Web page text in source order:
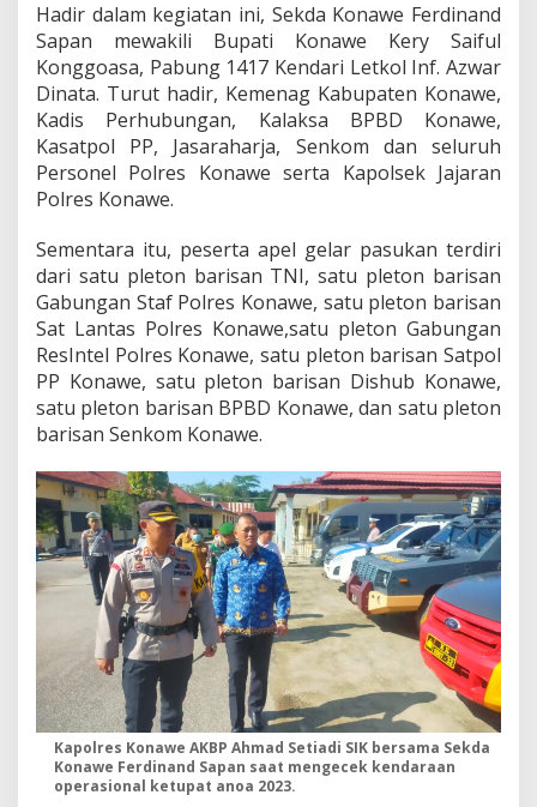
r
a
s
k
a
n
r
a
s
i
K
e
t
u
p
t
A
n
o
a
2
0
2
3
Hadir dalam kegiatan ini, Sekda Konawe Ferdinand
Sapan mewakili Bupati Konawe Kery Saiful
Konggoasa, Pabung 1417 Kendari Letkol Inf. Azwar
Dinata. Turut hadir, Kemenag Kabupaten Konawe,
Kadis Perhubungan, Kalaksa BPBD Konawe,
Kasatpol PP, Jasaraharja, Senkom dan seluruh
Personel Polres Konawe serta Kapolsek Jajaran
Polres Konawe.
Sementara itu, peserta apel gelar pasukan terdiri
dari satu pleton barisan TNI, satu pleton barisan
Gabungan Staf Polres Konawe, satu pleton barisan
Sat Lantas Polres Konawe,satu pleton Gabungan
ResIntel Polres Konawe, satu pleton barisan Satpol
PP Konawe, satu pleton barisan Dishub Konawe,
satu pleton barisan BPBD Konawe, dan satu pleton
barisan Senkom Konawe.
Kapolres Konawe AKBP Ahmad Setiadi SIK bersama Sekda
Konawe Ferdinand Sapan saat mengecek kendaraan
operasional ketupat anoa 2023.